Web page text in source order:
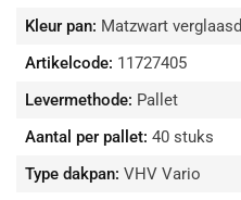
Kleur pan: Matzwart verglaasd
Artikelcode: 11727405
Levermethode: Pallet
Aantal per pallet: 40 stuks
Type dakpan: VHV Vario